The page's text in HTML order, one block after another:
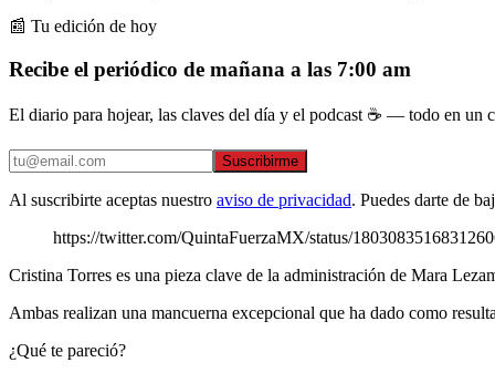
📰 Tu edición de hoy
Recibe el periódico de mañana a las 7:00 am
El diario para hojear, las claves del día y el podcast ☕ — todo en un
Suscribirme
Al suscribirte aceptas nuestro aviso de privacidad. Puedes darte de
https://twitter.com/QuintaFuerzaMX/status/
Cristina Torres es una pieza clave de la administración de Mara
Ambas realizan una mancuerna excepcional que ha dado como
¿Qué te pareció?